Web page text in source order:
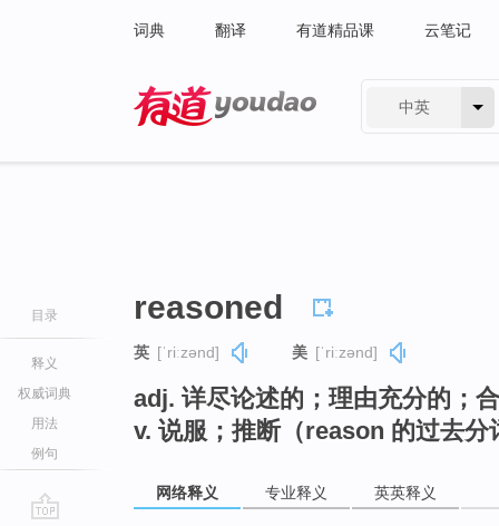
词典 翻译 有道精品课 云笔记
中英
目录
释义
权威词典
用法
例句
reasoned
英 [ˈriːzənd] 美 [ˈriːzənd]
adj. 详尽论述的；理由充分的；
v. 说服；推断（reason 的过去分
网络释义 专业释义 英英释义